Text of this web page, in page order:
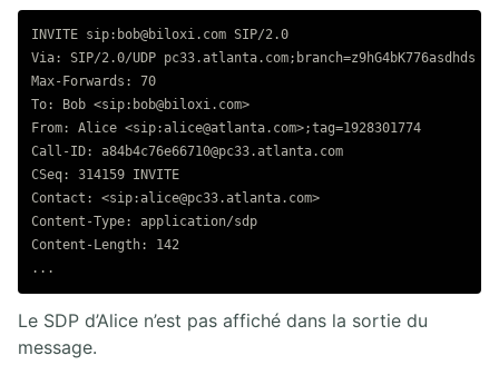
INVITE sip:bob@biloxi.com SIP/2.0
Via: SIP/2.0/UDP pc33.atlanta.com;branch=z9hG4bK776asdhds
Max-Forwards: 70
To: Bob <sip:bob@biloxi.com>
From: Alice <sip:alice@atlanta.com>;tag=1928301774
Call-ID: a84b4c76e66710@pc33.atlanta.com
CSeq: 314159 INVITE
Contact: <sip:alice@pc33.atlanta.com>
Content-Type: application/sdp
Content-Length: 142
Le SDP d’Alice n’est pas affiché dans la sortie du
message.